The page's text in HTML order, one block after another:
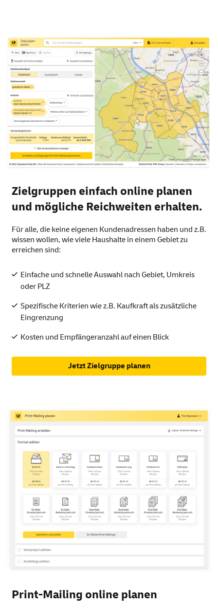
Zielgruppen einfach online planen
und mögliche Reichweiten erhalten.
Für alle, die keine eigenen Kundenadressen haben und z.B.
wissen wollen, wie viele Haushalte in einem Gebiet zu
erreichen sind:
Einfache und schnelle Auswahl nach Gebiet, Umkreis
oder PLZ
Spezifische Kriterien wie z.B. Kaufkraft als zusätzliche
Eingrenzung
Kosten und Empfängeranzahl auf einen Blick
Jetzt Zielgruppe planen
Print-Mailing online planen